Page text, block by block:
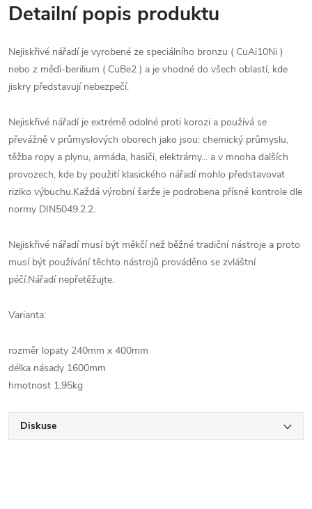
Detailní popis produktu
Nejiskřivé nářadí je vyrobené ze speciálního bronzu ( CuAi10Ni )
nebo z měďi-berilium ( CuBe2 ) a je vhodné do všech oblastí, kde
jiskry představují nebezpečí.
Nejiskřivé nářadí je extrémě odolné proti korozi a používá se
převážně v průmyslových oborech jako jsou: chemický průmyslu,
těžba ropy a plynu, armáda, hasiči, elektrárny... a v mnoha dalších
provozech, kde by použití klasického nářadí mohlo představovat
riziko výbuchu.Každá výrobní šarže je podrobena přísné kontrole dle
normy DIN5049.2.2.
Nejiskřivé nářadí musí být měkčí než běžné tradiční nástroje a proto
musí být používání těchto nástrojů prováděno se zvláštní
péčí.Nářadí nepřetěžujte.
Varianta:
rozměr lopaty 240mm x 400mm
délka násady 1600mm
hmotnost 1,95kg
Diskuse